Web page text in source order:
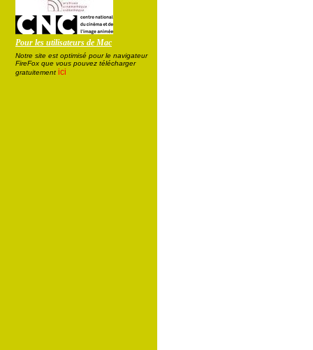
Pour les utilisateurs de Mac
Notre site est optimisé pour le navigateur
FireFox que vous pouvez télécharger
gratuitement ici